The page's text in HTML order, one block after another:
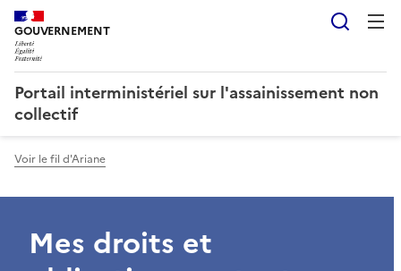
GOUVERNEMENT
Portail interministériel sur l'assainissement non
collectif
Voir le fil d'Ariane
Mes droits et